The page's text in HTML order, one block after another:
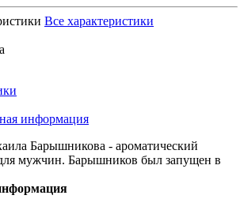
Все характеристики
информация
Барышникова - ароматический
мужчин. Барышников был запущен в